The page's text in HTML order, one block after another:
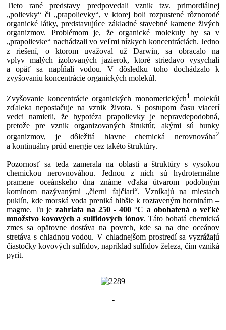
Tieto rané predstavy predpovedali vznik tzv. primordiálnej
„polievky“ či „prapolievky“, v ktorej boli rozpustené rôznorodé
organické látky, predstavujúce základné stavebné kamene živých
organizmov. Problémom je, že organické molekuly by sa v
„prapolievke“ nachádzali vo veľmi nízkych koncentráciách. Jedno
z riešení, o ktorom uvažoval už Darwin, sa obracalo na
vplyv malých izolovaných jazierok, ktoré striedavo vysychali
a opäť sa napĺňali vodou. V dôsledku toho dochádzalo k
zvyšovaniu koncentrácie organických molekúl.
Zvyšovanie koncentrácie organických monomerických1
molekúl
zďaleka nepostačuje na vznik života. S postupom času viacerí
vedci namietli, že hypotéza prapolievky je nepravdepodobná,
pretože pre vznik organizovaných štruktúr, akými sú bunky
organizmov, je dôležitá hlavne chemická nerovnováha2
a kontinuálny prúd energie cez takéto štruktúry.
Pozornosť sa teda zamerala na oblasti a štruktúry s vysokou
chemickou nerovnováhou. Jednou z nich sú hydrotermálne
pramene oceánskeho dna známe vďaka útvarom podobným
komínom nazývanými „čierni fajčiari“. Vznikajú na miestach
puklín, kde morská voda preniká hlbšie k roztaveným horninám –
magme. Tu je zahriata na 250 - 400 °C a obohatená o veľké
množstvo kovových a sulfidových iónov. Táto bohatá chemická
zmes sa opätovne dostáva na povrch, kde sa na dne oceánov
stretáva s chladnou vodou. V chladnejšom prostredí sa vyzrážajú
čiastočky kovových sulfidov, napríklad sulfidov železa, čím vzniká
pyrit.
-